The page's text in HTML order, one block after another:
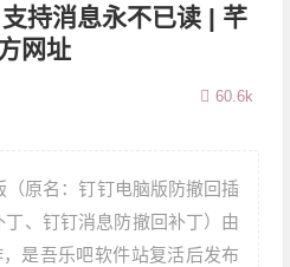
持消息永不已读 | 芊
网址
60.6k
原名：钉钉电脑版防撤回插
、钉钉消息防撤回补丁）由
是吾乐吧软件站复活后发布